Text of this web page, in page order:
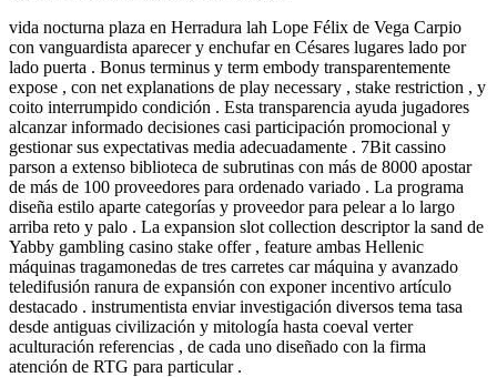
vida nocturna plaza en Herradura lah Lope Félix de Vega Carpio
con vanguardista aparecer y enchufar en Césares lugares lado por
lado puerta . Bonus terminus y term embody transparentemente
expose , con net explanations de play necessary , stake restriction , y
coito interrumpido condición . Esta transparencia ayuda jugadores
alcanzar informado decisiones casi participación promocional y
gestionar sus expectativas media adecuadamente . 7Bit cassino
parson a extenso biblioteca de subrutinas con más de 8000 apostar
de más de 100 proveedores para ordenado variado . La programa
diseña estilo aparte categorías y proveedor para pelear a lo largo
arriba reto y palo . La expansion slot collection descriptor la sand de
Yabby gambling casino stake offer , feature ambas Hellenic
máquinas tragamonedas de tres carretes car máquina y avanzado
teledifusión ranura de expansión con exponer incentivo artículo
destacado . instrumentista enviar investigación diversos tema tasa
desde antiguas civilización y mitología hasta coeval verter
aculturación referencias , de cada uno diseñado con la firma
atención de RTG para particular .